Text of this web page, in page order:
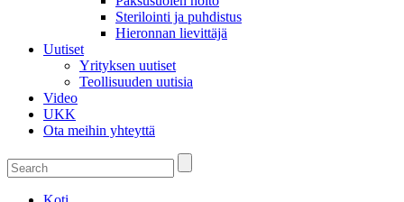
Sterilointi ja puhdistus
Hieronnan lievittäjä
Uutiset
Yrityksen uutiset
Teollisuuden uutisia
Video
UKK
Ota meihin yhteyttä